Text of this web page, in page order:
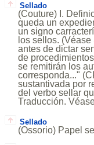
Sellado
(Couture) I.
queda un
un signo
los sellos.
antes de dictar
de
se remitirán los
corresponda..."
sustantivada por
del verbo sellar
Traducción.
Sellado
(Ossorio) Papel